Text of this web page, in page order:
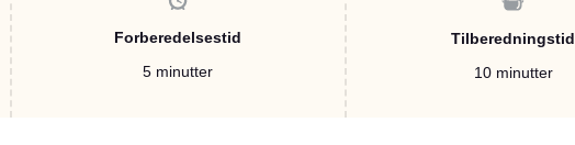
Forberedelsestid
5 minutter
Tilberedningstid
10 minutter